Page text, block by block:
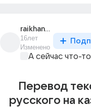
raikhan_aitkozhina
16лет
Изменено
А сейчас что-
Перевод
русского на